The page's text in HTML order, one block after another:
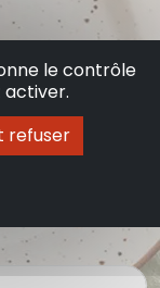
exclusives
Ne
bénéficiez
abonnant
le contrôle
activer.
refuser